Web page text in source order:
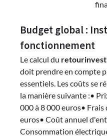
Budget global :
fonctionnement
Le calcul du
doit prendre en compte
essentiels. Les coûts se
la manière suivante :•
000 à 8 000 euros•
euros• Coût annuel
Consommation